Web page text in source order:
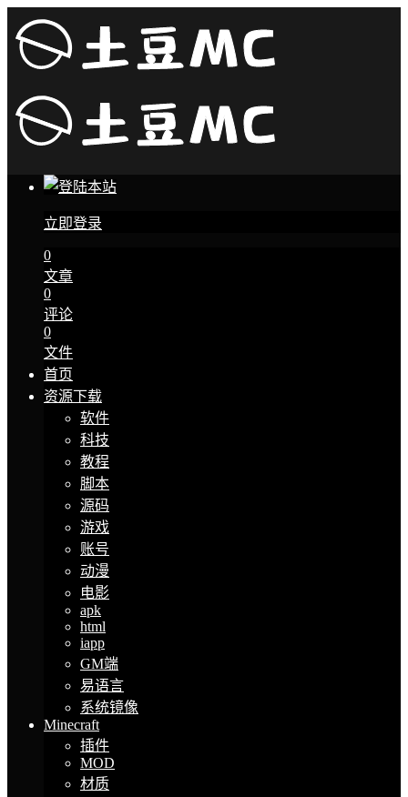
立即登录
0
文章
0
评论
0
文件
首页
资源下载
软件
科技
教程
脚本
源码
游戏
账号
动漫
电影
apk
html
iapp
GM端
易语言
系统镜像
Minecraft
插件
MOD
材质